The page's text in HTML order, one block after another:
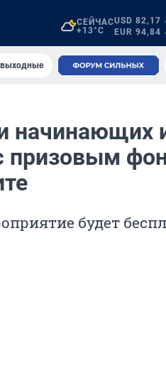
СЕЙЧАС
+13°C
USD 82,17
EUR 94,84
выходные
начинающих
призовым
будет